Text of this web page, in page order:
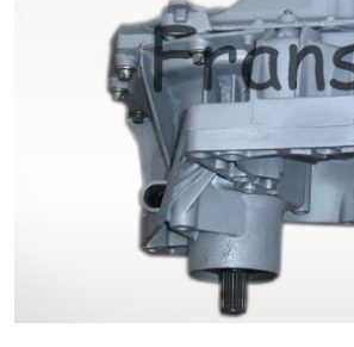
Renault Suzuki